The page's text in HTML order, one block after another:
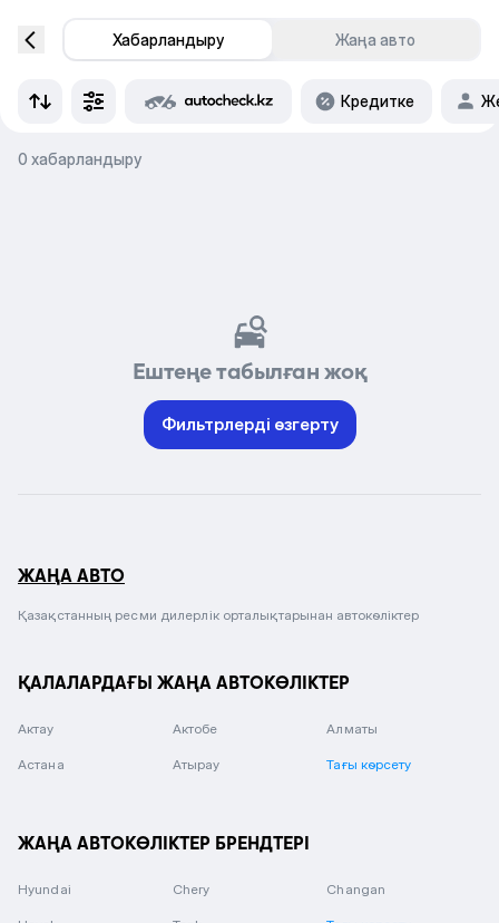
Хабарландыру Жаңа авто
Кредитке
0 хабарландыру
Ештеңе табылған жоқ
Фильтрлерді өзгерту
ЖАҢА АВТО
Қазақстанның ресми дилерлік орталықтарынан автокөліктер
ҚАЛАЛАРДАҒЫ ЖАҢА АВТОКӨЛІКТЕР
Актау Актобе Алматы
Астана Атырау Тағы көрсету
ЖАҢА АВТОКӨЛІКТЕР БРЕНДТЕРІ
Hyundai Chery Changan